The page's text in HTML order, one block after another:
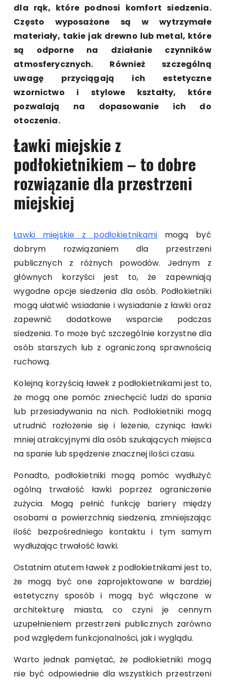
dla rąk, które podnosi komfort siedzenia.
Często wyposażone są w wytrzymałe
materiały, takie jak drewno lub metal, które
są odporne na działanie czynników
atmosferycznych. Również szczególną
uwagę przyciągają ich estetyczne
wzornictwo i stylowe kształty, które
pozwalają na dopasowanie ich do
otoczenia.
Ławki miejskie z
podłokietnikiem – to dobre
rozwiązanie dla przestrzeni
miejskiej
Ławki miejskie z podłokietnikami
mogą być
dobrym rozwiązaniem dla przestrzeni
publicznych z różnych powodów. Jednym z
głównych korzyści jest to, że zapewniają
wygodne opcje siedzenia dla osób. Podłokietniki
mogą ułatwić wsiadanie i wysiadanie z ławki oraz
zapewnić dodatkowe wsparcie podczas
siedzenia. To może być szczególnie korzystne dla
osób starszych lub z ograniczoną sprawnością
ruchową.
Kolejną korzyścią ławek z podłokietnikami jest to,
że mogą one pomóc zniechęcić ludzi do spania
lub przesiadywania na nich. Podłokietniki mogą
utrudnić rozłożenie się i leżenie, czyniąc ławki
mniej atrakcyjnymi dla osób szukających miejsca
na spanie lub spędzenie znacznej ilości czasu.
Ponadto, podłokietniki mogą pomóc wydłużyć
ogólną trwałość ławki poprzez ograniczenie
zużycia. Mogą pełnić funkcję bariery między
osobami a powierzchnią siedzenia, zmniejszając
ilość bezpośredniego kontaktu i tym samym
wydłużając trwałość ławki.
Ostatnim atutem ławek z podłokietnikami jest to,
że mogą być one zaprojektowane w bardziej
estetyczny sposób i mogą być włączone w
architekturę miasta, co czyni je cennym
uzupełnieniem przestrzeni publicznych zarówno
pod względem funkcjonalności, jak i wyglądu.
Warto jednak pamiętać, że podłokietniki mogą
nie być odpowiednie dla wszystkich przestrzeni